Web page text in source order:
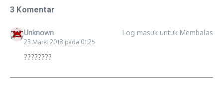
3 Komentar
Unknown
23 Maret 2018 pada 01:25
Log masuk untuk Membalas
????????